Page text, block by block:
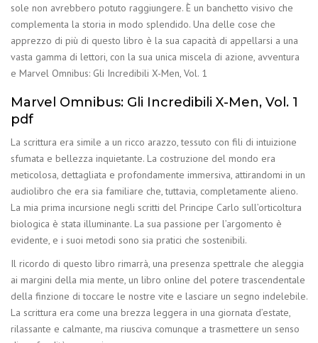
sole non avrebbero potuto raggiungere. È un banchetto visivo che
complementa la storia in modo splendido. Una delle cose che
apprezzo di più di questo libro è la sua capacità di appellarsi a una
vasta gamma di lettori, con la sua unica miscela di azione, avventura
e Marvel Omnibus: Gli Incredibili X-Men, Vol. 1
Marvel Omnibus: Gli Incredibili X-Men, Vol. 1
pdf
La scrittura era simile a un ricco arazzo, tessuto con fili di intuizione
sfumata e bellezza inquietante. La costruzione del mondo era
meticolosa, dettagliata e profondamente immersiva, attirandomi in un
audiolibro che era sia familiare che, tuttavia, completamente alieno.
La mia prima incursione negli scritti del Principe Carlo sull’orticoltura
biologica è stata illuminante. La sua passione per l’argomento è
evidente, e i suoi metodi sono sia pratici che sostenibili.
Il ricordo di questo libro rimarrà, una presenza spettrale che aleggia
ai margini della mia mente, un libro online del potere trascendentale
della finzione di toccare le nostre vite e lasciare un segno indelebile.
La scrittura era come una brezza leggera in una giornata d’estate,
rilassante e calmante, ma riusciva comunque a trasmettere un senso